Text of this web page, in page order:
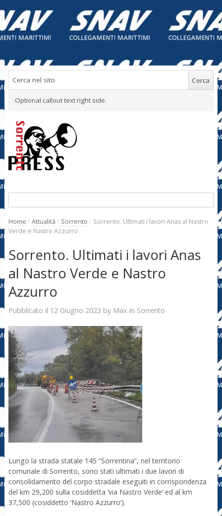
Optional callout text right side.
Home / Attualità / Sorrento / Sorrento. Ultimati i lavori Anas al Nastro
Verde e Nastro Azzurro
Sorrento. Ultimati i lavori Anas
al Nastro Verde e Nastro
Azzurro
Pubblicato il 12 Giugno 2023 by Max in Sorrento
Lungo la strada statale 145 “Sorrentina”, nel territorio
comunale di Sorrento, sono stati ultimati i due lavori di
consolidamento del corpo stradale eseguiti in corrispondenza
del km 29,200 sulla cosiddetta ‘via Nastro Verde’ ed al km
37,500 (cosiddetto ‘Nastro Azzurro’).